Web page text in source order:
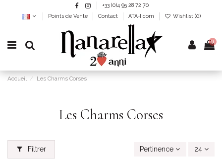
+33 (0)4 95 28 72 70
Points de Vente
Contact ATA-Ï.com Wishlist (0)
0
Accueil Les Charms Corses
Les Charms Corses
Filtrer Pertinence 24